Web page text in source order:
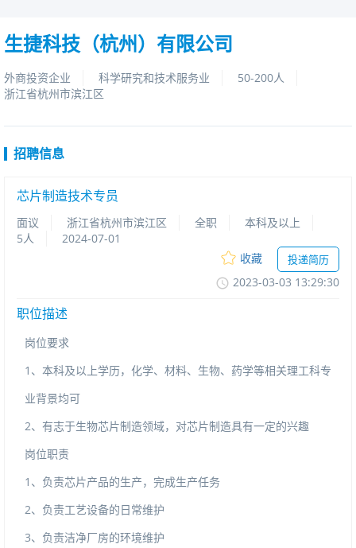
生捷科技（杭州）有限公司
外商投资企业 科学研究和技术服务业
50-200人
浙江省杭州市滨江区
招聘信息
芯片制造技术专员
面议 浙江省杭州市滨江区 全职
本科及以上
5人
2024-07-01
收藏
投递简历
2023-03-0313:29:30
职位描述
岗位要求
1、本科及以上学历，化学、材料、生物、药学等相关理工科专
业背景均可
2、有志于生物芯片制造领域，对芯片制造具有一定的兴趣
岗位职责
1、负责芯片产品的生产，完成生产任务
2、负责工艺设备的日常维护
3、负责洁净厂房的环境维护